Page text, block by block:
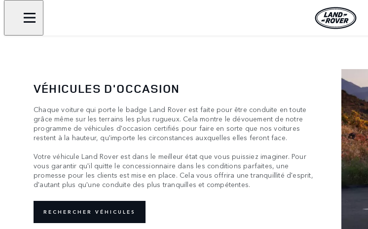
VÉHICULES D'OCCASION
Chaque voiture qui porte le badge Land Rover est faite pour être conduite en toute
grâce même sur les terrains les plus rugueux. Cela montre le dévouement de notre
programme de véhicules d'occasion certifiés pour faire en sorte que nos voitures
restent à la hauteur, qu'importe les circonstances auxquelles elles feront face.
Votre véhicule Land Rover est dans le meilleur état que vous puissiez imaginer. Pour
vous garantir qu'il quitte le concessionnaire dans les conditions parfaites, une
promesse pour les clients est mise en place. Cela vous offrira une tranquillité d'esprit,
d'autant plus qu'une conduite des plus tranquilles et compétentes.
RECHERCHER VÉHICULES